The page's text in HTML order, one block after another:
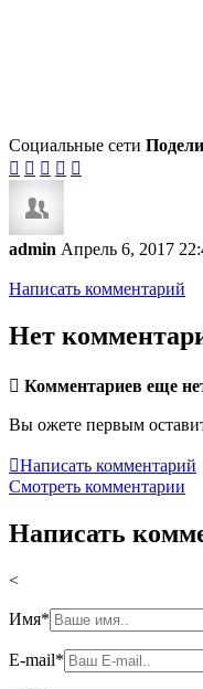
Социальные сети
    
admin Апрель 6, 2017
Написать комментарий
Нет
 Комментариев еще
Вы ожете первым
Написать комментарий
Смотреть комментарии
Написать
<
Имя*
E-mail*